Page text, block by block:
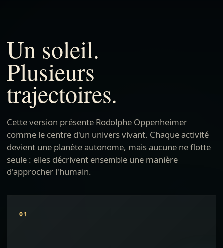
Un soleil.
Plusieurs
trajectoires.
Cette version présente Rodolphe Oppenheimer
comme le centre d'un univers vivant. Chaque activité
devient une planète autonome, mais aucune ne flotte
seule : elles décrivent ensemble une manière
d'approcher l'humain.
01